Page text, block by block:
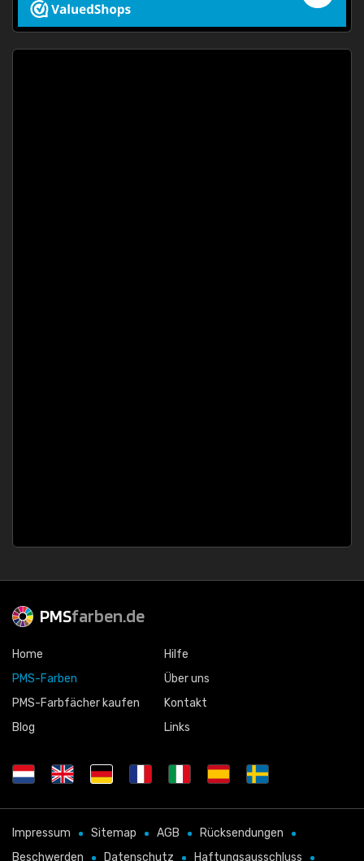
PMSfarben.de
Home
PMS-Farben
PMS-Farbfächer kaufen
Blog
Hilfe
Über uns
Kontakt
Links
Impressum Sitemap AGB
Rücksendungen
Beschwerden
Datenschutz Haftungsausschluss